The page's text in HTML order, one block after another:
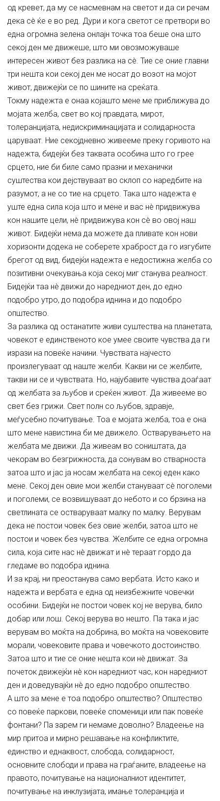
од кревет, да му се насмевнам на светот и да си речам
дека сè ќе е во ред. Дури и кога светот се претвори во
една огромна зелена онлајн точка тоа беше она што
секој ден ме движеше, што ми овозможуваше
интересен живот без разлика на сè. Тие се оние главни
три нешта кои секој ден ме носат до возот на мојот
живот, движејќи се по шините на среќата.
Токму надежта е онаа којашто мене ме приближува до
мојата желба, свет во кој правдата, мирот,
толеранцијата, недискриминацијата и солидарноста
царуваат. Ние секојдневно живееме преку горивото на
надежта, бидејќи без таквата особина што го грее
срцето, ние би биле само празни и механички
суштества кои дејствуваат во склоп со наредбите на
разумот, а не со тие на срцето. Така што надежта е
уште една сила која што и мене и вас нè придвижува
кон нашите цели, нè придвижува кон сè во овој наш
живот. Бидејќи нема да можете да пливате кон нови
хоризонти додека не соберете храброст да го изгубите
брегот од вид, бидејќи надежта е недостижна желба со
позитивни очекувања која секој миг станува реалност.
Бидејќи таа нè движи до наредниот ден, до едно
подобро утро, до подобра иднина и до подобро
општество.
За разлика од останатите живи суштества на планетата,
човекот е единственото кое умее своите чувства да ги
изрази на повеќе начини. Чувствата најчесто
произлегуваат од наште желби. Какви ни се желбите,
такви ни се и чувствата. Но, најубавите чувства доаѓаат
од желбата за љубов и среќен живот. Да живееме во
свет без грижи. Свет полн со љубов, здравје,
меѓусебно почитување. Тоа е мојата желба, тоа е она
што мене навистина би ме движело. Остварувањето на
желбата ме движи. Да живеам во соништата, да
чекорам во безгрижноста, да сонувам во стварноста
затоа што и јас ја носам желбата на секој еден како
мене. Секој ден овие мои желби стануваат сè поголеми
и поголеми, се возвишуваат до небото и со брзина на
светлината се остваруваат малку по малку. Верувам
дека не постои човек без овие желби, затоа што не
постои и човек без чувства. Желбите се една огромна
сила, која сите нас нè движат и нè тераат гордо да
гледаме во подобра иднина.
И за крај, ни преостанува само вербата. Исто како и
надежта и вербата е една од неизбежните човечки
особини. Бидејќи не постои човек кој не верува, било
добар или лош. Секој верува во нешто. Па така и јас
верувам во моќта на добрина, во моќта на човековите
морали, човековите права и човечкото достоинство.
Затоа што и тие се оние нешта кои нè движат. За
почеток движејќи нè кон наредниот час, кон наредниот
ден и доведувајќи нè до едно подобро општество.
А што за мене е тоа подобро општество? Општество
со повеќе паркови, повеќе споменици или пак повеќе
фонтани? Па зарем ги немаме доволно? Владеење на
мир притоа и мирно решавање на конфликтите,
единство и еднаквост, слобода, солидарност,
основните слободи и права на граѓаните, владеење на
правото, почитување на националниот идентитет,
почитување на инклузијата, имање толеранција и